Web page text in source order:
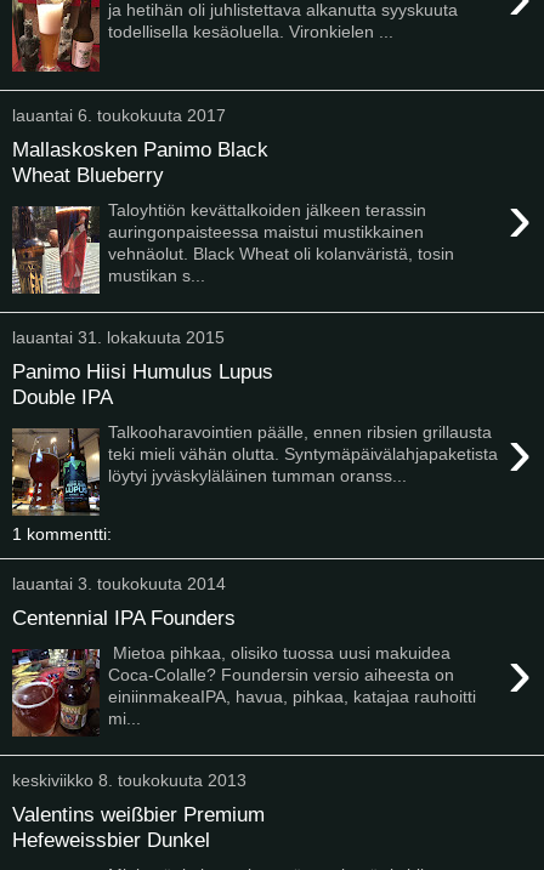
ja hetihän oli juhlistettava alkanutta syyskuuta
todellisella kesäoluella. Vironkielen ...
lauantai 6. toukokuuta 2017
Mallaskosken Panimo Black
Wheat Blueberry
›
Taloyhtiön kevättalkoiden jälkeen terassin
auringonpaisteessa maistui mustikkainen
vehnäolut. Black Wheat oli kolanväristä, tosin
mustikan s...
lauantai 31. lokakuuta 2015
Panimo Hiisi Humulus Lupus
Double IPA
›
Talkooharavointien päälle, ennen ribsien grillausta
teki mieli vähän olutta. Syntymäpäivälahjapaketista
löytyi jyväskyläläinen tumman oranss...
1 kommentti:
lauantai 3. toukokuuta 2014
Centennial IPA Founders
›
Mietoa pihkaa, olisiko tuossa uusi makuidea
Coca-Colalle? Foundersin versio aiheesta on
einiinmakeaIPA, havua, pihkaa, katajaa rauhoitti
mi...
keskiviikko 8. toukokuuta 2013
Valentins weißbier Premium
Hefeweissbier Dunkel